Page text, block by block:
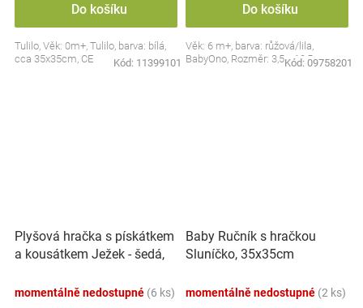
Do košíku
Tulilo, Věk: 0m+, Tulilo, barva: bílá,
cca 35x35cm, CE
Kód: 11399101
Do košíku
Věk: 6 m+, barva: růžová/lila,
BabyOno, Rozměr: 3,5 x 10,5 cm
Kód: 09758201
Plyšová hračka s pískátkem
a kousátkem Ježek - šedá,
momentálně nedostupné (6 ks)
Baby Ručník s hračkou
Sluníčko, 35x35cm
momentálně nedostupné (2 ks)